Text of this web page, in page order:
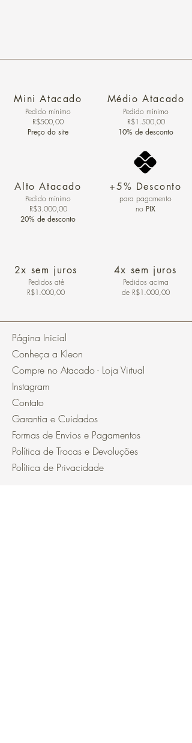
Mini Atacado
Pedido ​mínimo
R$500,00
Preço do site
Alto Atacado
Pedido mínimo
R$3.000,00
20% de desconto
2x sem juros
Pedidos até
R$1.000,00
Médio Atacado
Pedido mínimo
R$1.500,00
10% de desconto
+5% Desconto
para pagamento
no PIX
4x sem juros
Pedidos acima
de R$1.000,00
Página Inicial
Conheça a Kleon
Compre no Atacado - Loja Virtual
Instagram
Contato
Garantia e Cuidados
Formas de Envios e Pagamentos
Política de Trocas e Devoluções
Política de Privacidade